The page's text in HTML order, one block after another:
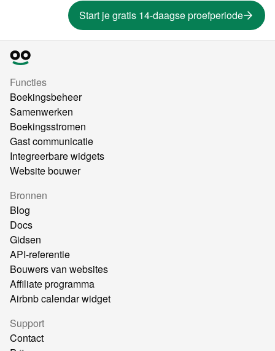
Start je gratis 14-daagse proefperiode
Functies
Boekingsbeheer
Samenwerken
Boekingsstromen
Gast communicatie
Integreerbare widgets
Website bouwer
Bronnen
Blog
Docs
Gidsen
API-referentie
Bouwers van websites
Affiliate programma
Airbnb calendar widget
Support
Contact